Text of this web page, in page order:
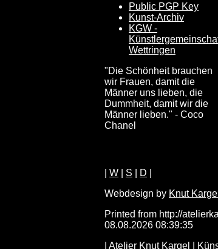
Public PGP Key
Kunst-Archiv
KGW -
Wettringen
"Die Schönheit brauchen
wir Frauen, damit die
Männer uns lieben, die
Dummheit, damit wir die
Männer lieben." - Coco
Chanel
W S D
Webdesign by Knut Kargel
Printed from http://
08.08.2026 08:39:35
Atelier Knut Kargel